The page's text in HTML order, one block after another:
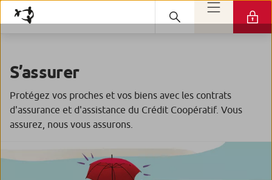
S’assurer
Protégez vos proches et vos biens avec les contrats
d'assurance et d'assistance du Crédit Coopératif. Vous
assurez, nous vous assurons.